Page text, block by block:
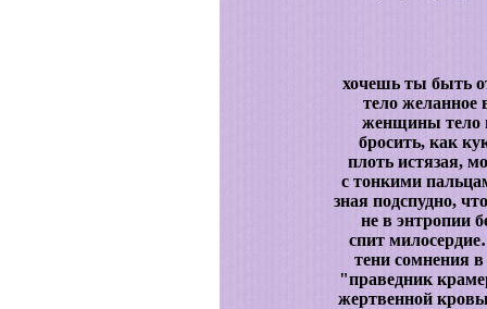
хочешь ты быть
тело желанное
женщины тело
бросить, как
плоть истязая,
с тонкими
зная подспудно,
не в энтропии
спит
тени сомнения
"праведник
жертвенной